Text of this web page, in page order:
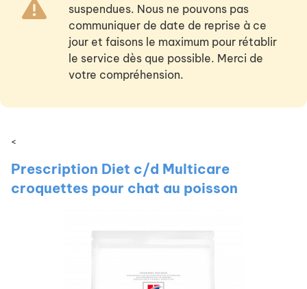
suspendues. Nous ne pouvons pas
communiquer de date de reprise à ce
jour et faisons le maximum pour rétablir
le service dès que possible. Merci de
votre compréhension.
<
Prescription Diet c/d Multicare
croquettes pour chat au poisson